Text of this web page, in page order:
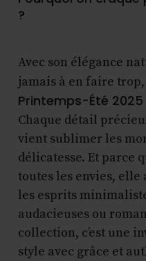
?
Avec son élégance
jamais à en faire trop,
Printemps-Été 2025
Chaque détail
vient sublimer les
délicatesse. Et parce
toutes les envies, elle
les esprits
audacieuses ou
collection, c’est une
style avec grâce et